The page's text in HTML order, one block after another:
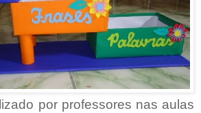
por professores nas aulas